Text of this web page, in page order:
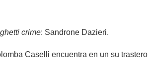
crime: Sandrone Dazieri.
Caselli encuentra en un su trastero